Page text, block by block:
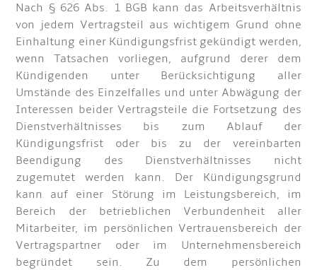
Nach § 626 Abs. 1 BGB kann das Arbeitsverhältnis
von jedem Vertragsteil aus wichtigem Grund ohne
Einhaltung einer Kündigungsfrist gekündigt werden,
wenn Tatsachen vorliegen, aufgrund derer dem
Kündigenden unter Berücksichtigung aller
Umstände des Einzelfalles und unter Abwägung der
Interessen beider Vertragsteile die Fortsetzung des
Dienstverhältnisses bis zum Ablauf der
Kündigungsfrist oder bis zu der vereinbarten
Beendigung des Dienstverhältnisses nicht
zugemutet werden kann. Der Kündigungsgrund
kann auf einer Störung im Leistungsbereich, im
Bereich der betrieblichen Verbundenheit aller
Mitarbeiter, im persönlichen Vertrauensbereich der
Vertragspartner oder im Unternehmensbereich
begründet sein. Zu dem persönlichen